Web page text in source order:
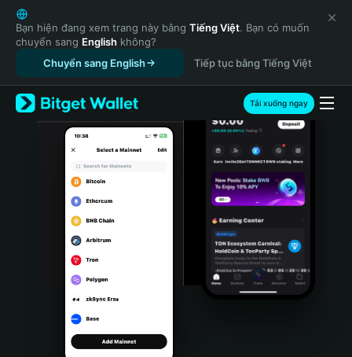
English
日本語
Tiếng Việt
Русский
Español (Latinoamérica)
Türkçe
Italiano
Português (Portugal)
Bahasa Indonesia
Português (Brasil)
Español (Argentina)
Bạn hiện đang xem trang này bằng Tiếng Việt. Bạn có muốn
chuyển sang English không?
Chuyển sang English
Tiếp tục bằng Tiếng Việt
Tải xuống ngay